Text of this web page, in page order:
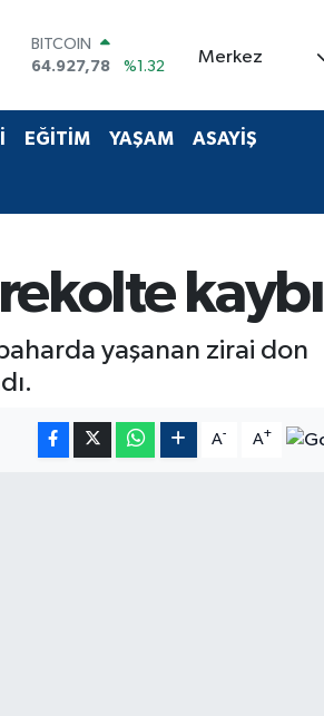
BITCOIN
64.927,78
%1.32
47,5894
%0.08
EURO
%-0.02
GRAM ALTIN
13.703
%11
Merkez
EĞİTİM YAŞAM ASAYİŞ
kaybı
yaşanan zirai don
A- A+